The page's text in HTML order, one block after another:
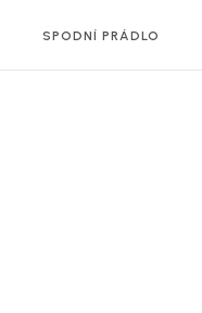
SPODNÍ PRÁDLO